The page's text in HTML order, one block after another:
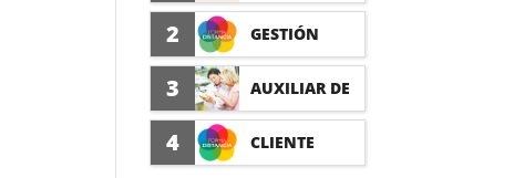
AUXILIAR DE
GUARDERÍA
CON
2 GESTIÓN
SEGURO DE
ACCIDENTES
(PRÁCTICAS
3 AUXILIAR DE
FARMACIA Y
4 CLIENTE